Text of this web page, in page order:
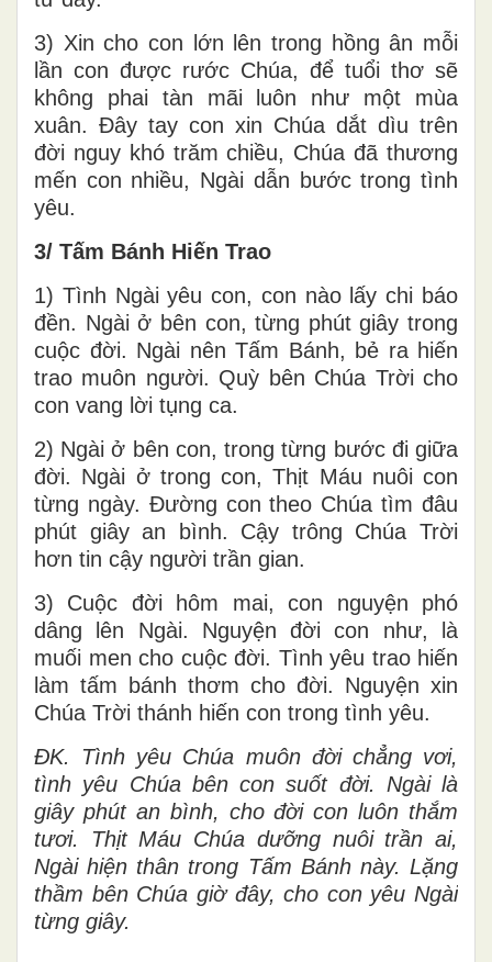
3) Xin cho con lớn lên trong hồng ân mỗi
lần con được rước Chúa, để tuổi thơ sẽ
không phai tàn mãi luôn như một mùa
xuân. Đây tay con xin Chúa dắt dìu trên
đời nguy khó trăm chiều, Chúa đã thương
mến con nhiều, Ngài dẫn bước trong tình
yêu.
3/ Tấm Bánh Hiến Trao
1) Tình Ngài yêu con, con nào lấy chi báo
đền. Ngài ở bên con, từng phút giây trong
cuộc đời. Ngài nên Tấm Bánh, bẻ ra hiến
trao muôn người. Quỳ bên Chúa Trời cho
con vang lời tụng ca.
2) Ngài ở bên con, trong từng bước đi giữa
đời. Ngài ở trong con, Thịt Máu nuôi con
từng ngày. Đường con theo Chúa tìm đâu
phút giây an bình. Cậy trông Chúa Trời
hơn tin cậy người trần gian.
3) Cuộc đời hôm mai, con nguyện phó
dâng lên Ngài. Nguyện đời con như, là
muối men cho cuộc đời. Tình yêu trao hiến
làm tấm bánh thơm cho đời. Nguyện xin
Chúa Trời thánh hiến con trong tình yêu.
ĐK. Tình yêu Chúa muôn đời chẳng vơi,
tình yêu Chúa bên con suốt đời. Ngài là
giây phút an bình, cho đời con luôn thắm
tươi. Thịt Máu Chúa dưỡng nuôi trần ai,
Ngài hiện thân trong Tấm Bánh này. Lặng
thầm bên Chúa giờ đây, cho con yêu Ngài
từng giây.